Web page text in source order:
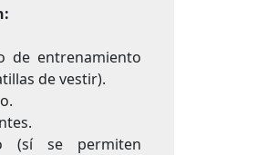
de entrenamiento
de vestir).
(sí se permiten